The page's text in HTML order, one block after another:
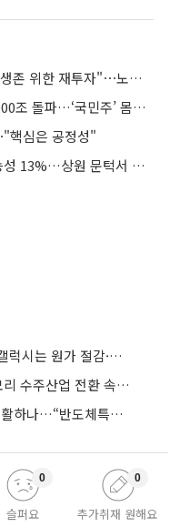
'반도체 이윤 딜레마' 산업장관 "생존 위한 재투자"⋯노동장관 "원하청 분배"
삼성전자 보통주·우선주 시총 2000조 돌파…‘국민주’ 몸값 새 역사
핵심은 공정성"
美 클래리티 법안 연내 통과 가능성 13%…상원 문턱서 제동
메모리값 폭등에 달라진 셈법…갤럭시는 원가 절감·아이폰은 서비스 확대
‘5년 LTA’ 늘리는 삼성·SK…메모리 수주산업 전환 속 다른 셈법
주52시간 특례, 메가특구법서 부활하나…“반도체특별법 담겨야”
슬퍼요
0
추가취재 원해요
0